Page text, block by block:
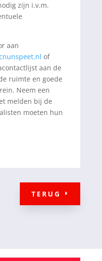
zijn i.v.m.
aan
of
aan de
ruimte en goede
Neem een
melden bij de
moeten hun
TERUG